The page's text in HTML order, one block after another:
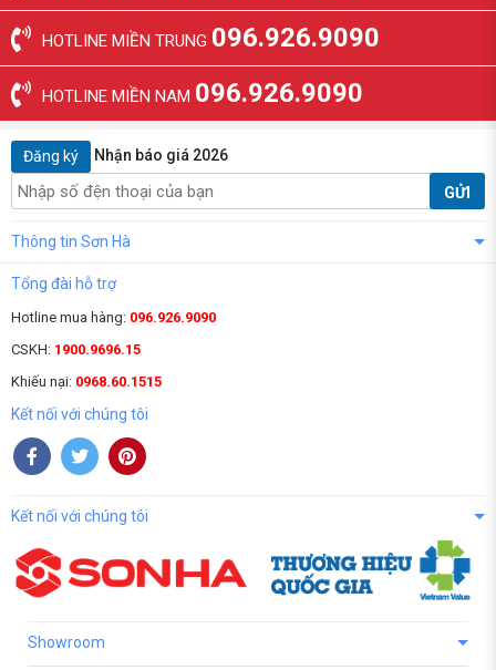
HOTLINE MIỀN TRUNG 096.926.9090
HOTLINE MIỀN NAM 096.926.9090
Đăng ký Nhận báo giá 2026
GỬI
Thông tin Sơn Hà
Tổng đài hỗ trợ
Hotline mua hàng: 096.926.9090
CSKH: 1900.9696.15
Khiếu nại: 0968.60.1515
Kết nối với chúng tôi
Kết nối với chúng tôi
Showroom